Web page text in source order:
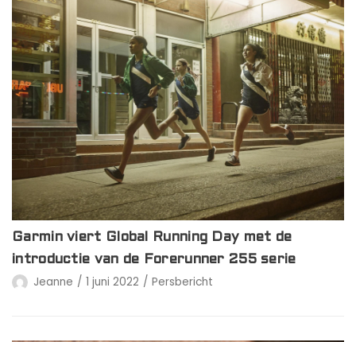
Garmin viert Global Running Day met de
introductie van de Forerunner 255 serie
Jeanne 1 juni 2022 Persbericht